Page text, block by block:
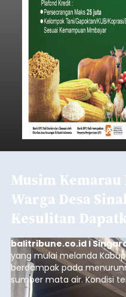
Klarifikasi
di Desa Baha
PP Badung
balitribune.co.id I